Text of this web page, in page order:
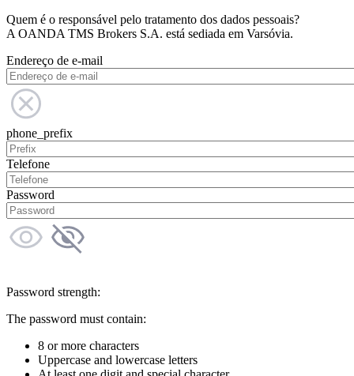
Quem é o responsável pelo tratamento dos dados pessoais?
A OANDA TMS Brokers S.A. está sediada em Varsóvia.
Endereço de e-mail
phone_prefix
Telefone
Password
Password strength:
The password must contain:
8 or more characters
Uppercase and lowercase letters